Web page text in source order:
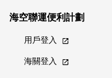
海空聯運便利計劃
用戶登入
海關登入